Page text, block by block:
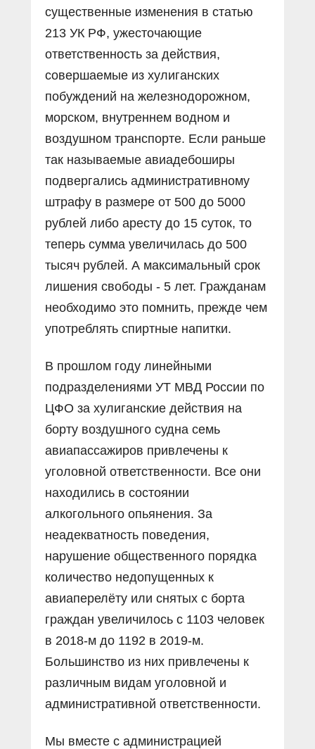
существенные изменения в статью
213 УК РФ, ужесточающие
ответственность за действия,
совершаемые из хулиганских
побуждений на железнодорожном,
морском, внутреннем водном и
воздушном транспорте. Если раньше
так называемые авиадебоширы
подвергались административному
штрафу в размере от 500 до 5000
рублей либо аресту до 15 суток, то
теперь сумма увеличилась до 500
тысяч рублей. А максимальный срок
лишения свободы - 5 лет. Гражданам
необходимо это помнить, прежде чем
употреблять спиртные напитки.
В прошлом году линейными
подразделениями УТ МВД России по
ЦФО за хулиганские действия на
борту воздушного судна семь
авиапассажиров привлечены к
уголовной ответственности. Все они
находились в состоянии
алкогольного опьянения. За
неадекватность поведения,
нарушение общественного порядка
количество недопущенных к
авиаперелёту или снятых с борта
граждан увеличилось с 1103 человек
в 2018-м до 1192 в 2019-м.
Большинство из них привлечены к
различным видам уголовной и
административной ответственности.
Мы вместе с администрацией